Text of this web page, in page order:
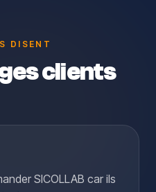
DISENT
clients
SICOLLAB car ils